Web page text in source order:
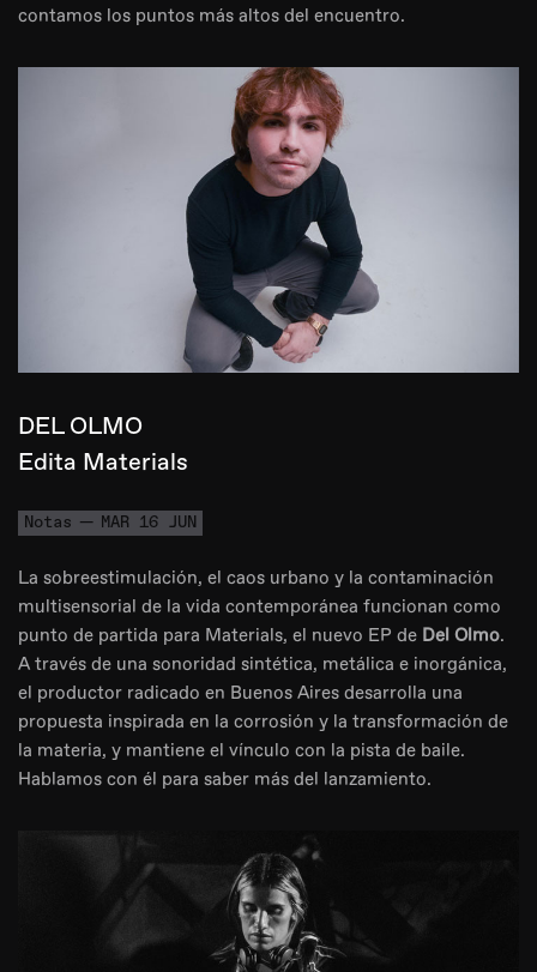
contamos los puntos más altos del encuentro.
DEL OLMO
Edita Materials
Notas MAR 16 JUN
La sobreestimulación, el caos urbano y la contaminación
multisensorial de la vida contemporánea funcionan como
punto de partida para Materials, el nuevo EP de Del Olmo.
A través de una sonoridad sintética, metálica e inorgánica,
el productor radicado en Buenos Aires desarrolla una
propuesta inspirada en la corrosión y la transformación de
la materia, y mantiene el vínculo con la pista de baile.
Hablamos con él para saber más del lanzamiento.